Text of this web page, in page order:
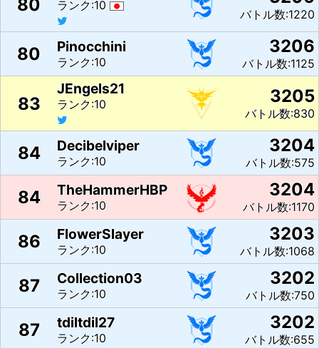
80 ランク:10
バトル数:1220
80 Pinocchini
ランク:10
3206
バトル数:1125
83
JEngels21
ランク:10 3205
バトル数:830
84 Decibelviper
ランク:10
3204
バトル数:575
84 TheHammerHBP
ランク:10
3204
バトル数:1170
86 FlowerSlayer
ランク:10
3203
バトル数:1068
87 Collection03
ランク:10
3202
バトル数:750
87 tdiltdil27
ランク:10
3202
バトル数:655